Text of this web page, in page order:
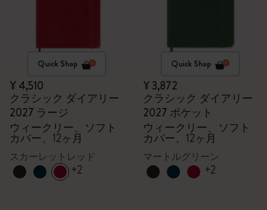
Quick Shop
¥ 4,510
クラシック ダイアリー
2027 ラージ
ウィークリー、ソフト
カバー、12ヶ月
スカーレットレッド
+2
Quick Shop
¥ 3,872
クラシック ダイアリー
2027 ポケット
ウィークリー、ソフト
カバー、12ヶ月
マートルグリーン
+2